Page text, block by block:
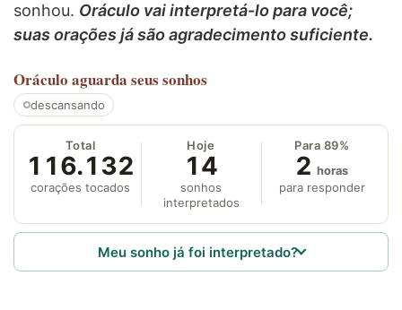
sonhou. Oráculo vai interpretá-lo para você;
suas orações já são agradecimento suficiente.
Oráculo aguarda seus sonhos
descansando
Total
116.132
corações tocados
Hoje
14
sonhos
interpretados
Para 89%
2 horas
para responder
Meu sonho já foi interpretado?